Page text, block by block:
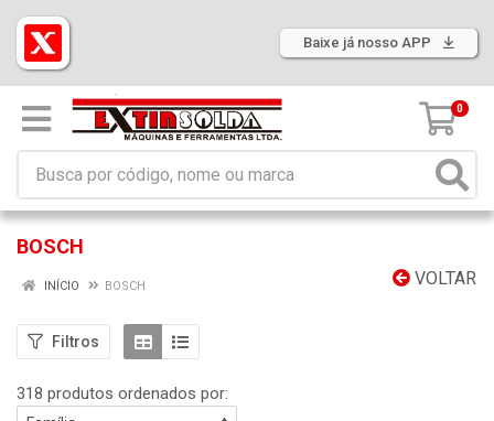
Baixe já nosso APP
0
BOSCH
VOLTAR
INÍCIO BOSCH
Filtros
318 produtos ordenados por: